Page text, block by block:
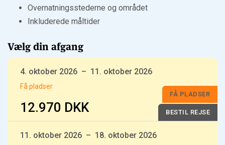
Overnatningsstederne og området
Inkluderede måltider
Vælg din afgang
4. oktober 2026 – 11. oktober 2026
Få pladser
12.970 DKK
FÅ PLADSER
BESTIL REJSE
11. oktober 2026 – 18. oktober 2026